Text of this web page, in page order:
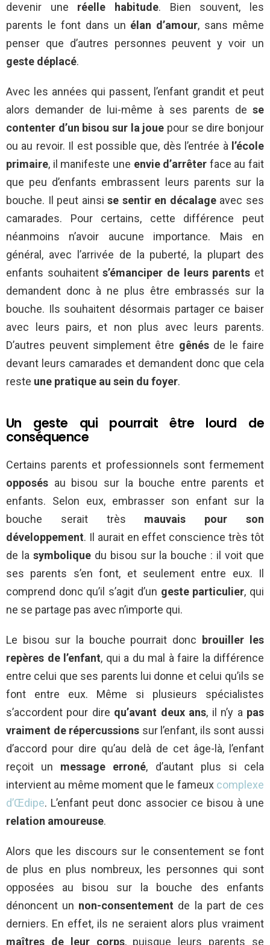
devenir une réelle habitude. Bien souvent, les
parents le font dans un élan d’amour, sans même
penser que d’autres personnes peuvent y voir un
geste déplacé.
Avec les années qui passent, l’enfant grandit et peut
alors demander de lui-même à ses parents de se
contenter d’un bisou sur la joue pour se dire bonjour
ou au revoir. Il est possible que, dès l’entrée àl’école
primaire, il manifeste une envie d’arrêter face au fait
que peu d’enfants embrassent leurs parents sur la
bouche. Il peut ainsise sentir en décalageavec ses
camarades. Pour certains, cette différence peut
néanmoins n’avoir aucune importance. Mais en
général, avec l’arrivée de la puberté, la plupart des
enfants souhaitents’émanciper de leurs parents et
demandent donc à ne plus être embrassés sur la
bouche. Ils souhaitent désormais partager ce baiser
avec leurs pairs, et non plus avec leurs parents.
D’autres peuvent simplement être gênésde le faire
devant leurs camarades et demandent donc que cela
reste une pratique au sein du foyer.
Un geste qui pourrait être lourd de
conséquence
Certains parents et professionnels sont fermement
opposés au bisou sur la bouche entre parents et
enfants. Selon eux, embrasser son enfant sur la
bouche serait très mauvais pour son
développement. Il aurait en effet conscience très tôt
de la symboliquedu bisou sur la bouche : il voit que
ses parents s’en font, et seulement entre eux. Il
comprend donc qu’il s’agit d’un geste particulier, qui
ne se partage pas avec n’importe qui.
Le bisou sur la bouche pourrait donc
brouiller les
repères de l’enfant, qui a du mal à faire la différence
entre celui que ses parents lui donne et celui qu’ils se
font entre eux. Même si plusieurs spécialistes
s’accordent pour dire qu’avant deux ans, il n’y a pas
vraiment de répercussions sur l’enfant, ils sont aussi
d’accord pour dire qu’au delà de cet âge-là, l’enfant
reçoit un message erroné, d’autant plus si cela
intervient au même moment que le fameux complexe
d’Œdipe. L’enfant peut donc associer ce bisou à une
relation amoureuse.
Alors que les discours sur le consentement se font
de plus en plus nombreux, les personnes qui sont
opposées au bisou sur la bouche des enfants
dénoncent un non-consentement de la part de ces
derniers. En effet, ils ne seraient alors plus vraiment
maîtres de leur corps, puisque leurs parents se